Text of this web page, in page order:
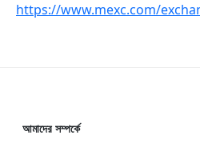
https://www.mexc.com/
আমাদের সম্পর্কে